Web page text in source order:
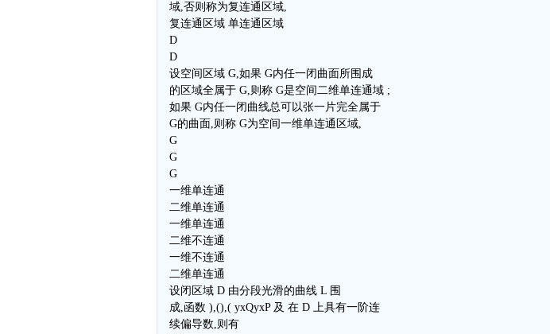
域,否则称为复连通区域,
复连通区域 单连通区域
D
D
设空间区域 G,如果 G内任一闭曲面所围成
的区域全属于 G,则称 G是空间二维单连通域 ;
如果 G内任一闭曲线总可以张一片完全属于
G的曲面,则称 G为空间一维单连通区域,
G
G
G
一维单连通
二维单连通
一维单连通
二维不连通
一维不连通
二维单连通
设闭区域 D 由分段光滑的曲线 L 围
成,函数 ),(),( yxQyxP 及 在 D 上具有一阶连
续偏导数,则有